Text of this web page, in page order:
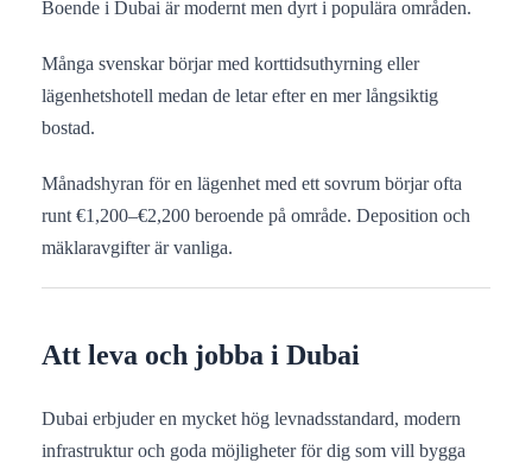
Boende i Dubai är modernt men dyrt i populära områden.
Många svenskar börjar med korttidsuthyrning eller
lägenhetshotell medan de letar efter en mer långsiktig
bostad.
Månadshyran för en lägenhet med ett sovrum börjar ofta
runt €1,200–€2,200 beroende på område. Deposition och
mäklaravgifter är vanliga.
Att leva och jobba i Dubai
Dubai erbjuder en mycket hög levnadsstandard, modern
infrastruktur och goda möjligheter för dig som vill bygga